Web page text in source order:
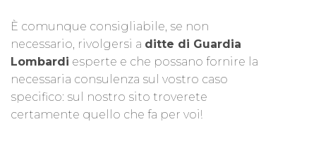
È comunque consigliabile, se non
necessario, rivolgersi a ditte di Guardia
Lombardi esperte e che possano fornire la
necessaria consulenza sul vostro caso
specifico: sul nostro sito troverete
certamente quello che fa per voi!